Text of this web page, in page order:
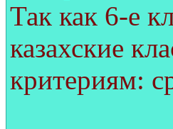
Так как 6-е
казахские
критериям: